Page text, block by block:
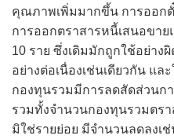
คุณภาพเพิ่มมากขึ้น การออก
การออกตราสารหนี้เสนอขาย
10 ราย ซึ่งเดิมมักถูกใช้อย่าง
อย่างต่อเนื่องเช่นเดียวกัน แ
กองทุนรวมมีการลดสัดส่วนก
รวมทั้งจำนวนกองทุนรวมตร
มิใช่รายย่อย มีจำนวนลดลงเช่